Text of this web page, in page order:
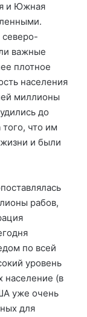
и Южная
важные
плотное
населения
миллионы
до
что им
и были
рабов,
по всей
уровень
население (в
уже очень
для